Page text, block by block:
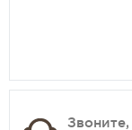
Звоните,